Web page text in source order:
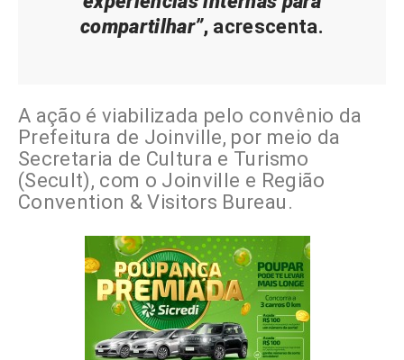
compartilhar”, acrescenta.
A ação é viabilizada pelo convênio da
Prefeitura de Joinville, por meio da
Secretaria de Cultura e Turismo
(Secult), com o Joinville e Região
Convention & Visitors Bureau.